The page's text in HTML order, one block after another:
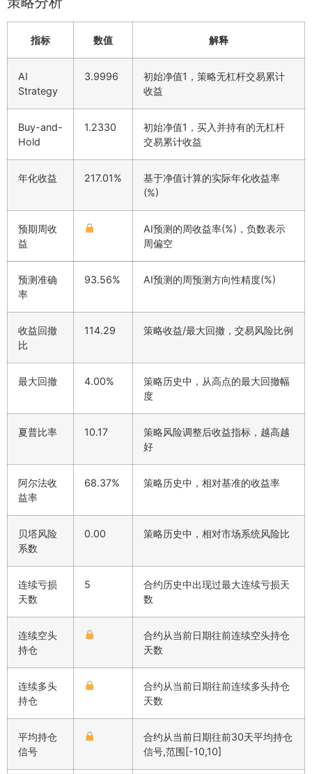
指标 数值 解释
AI
Strategy
3.9996
初始净值1，策略无杠杆交易累计
收益
Buy-and-
Hold
1.2330
初始净值1，买入并持有的无杠杆
交易累计收益
年化收益 217.01%
基于净值计算的实际年化收益率
(%)
预期周收
益
AI预测的周收益率(%)，负数表示
周偏空
预测准确
率
93.56% AI预测的周预测方向性精度(%)
收益回撤
比
114.29 策略收益/最大回撤，交易风险比例
最大回撤 4.00%
策略历史中，从高点的最大回撤幅
度
夏普比率 10.17
策略风险调整后收益指标，越高越
好
阿尔法收
益率
68.37% 策略历史中，相对基准的收益率
贝塔风险
系数
0.00 策略历史中，相对市场系统风险比
连续亏损
天数
5
合约历史中出现过最大连续亏损天
数
连续空头
持仓
合约从当前日期往前连续空头持仓
天数
连续多头
持仓
合约从当前日期往前连续多头持仓
天数
平均持仓
信号
合约从当前日期往前30天平均持仓
信号,范围[-10,10]